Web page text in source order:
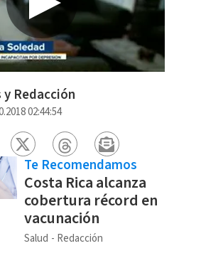
Redacción
02:44:54
Te Recomendamos
Costa Rica alcanza
cobertura récord en
vacunación
Salud Redacción